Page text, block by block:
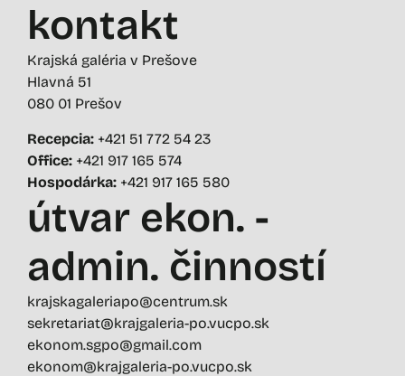
kontakt
Krajská galéria v Prešove
Hlavná 51
080 01 Prešov
Recepcia: +421 51 772 54 23
Office: +421 917 165 574
Hospodárka: +421 917 165 580
útvar ekon. -
admin. činností
krajskagaleriapo@centrum.sk
sekretariat@krajgaleria-po.vucpo.sk
ekonom.sgpo@gmail.com
ekonom@krajgaleria-po.vucpo.sk